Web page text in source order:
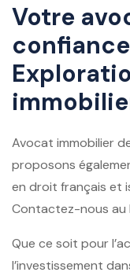
Votre
Avocat immobilier
proposons
en droit français et
Contactez-nous au
Que ce soit pour
l’investissement